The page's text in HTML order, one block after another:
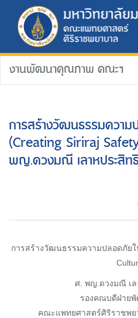
งานพัฒนาคุณภาพ คณะฯ
การสร้างวัฒนธรรมความ
(Creating Siriraj
พญ.ดวงมณี เลาหประสิท
การสร้างวัฒนธรรมความปลอดภัยใ
ศ. พญ.ดวงมณี เ
รองคณบดีฝ่าย
คณะแพทยศาสตร์ศิริราชพ